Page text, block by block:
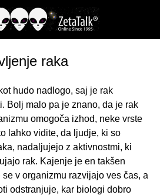
raka
hudo nadlogo, saj je rak
Bolj malo pa je znano, da je rak
omogoča izhod, neke vrste
lahko vidite, da ljudje, ki so
nadaljujejo z aktivnostmi, ki
rak. Kajenje je en takšen
v organizmu razvijajo ves čas, a
odstranjuje, kar biologi dobro